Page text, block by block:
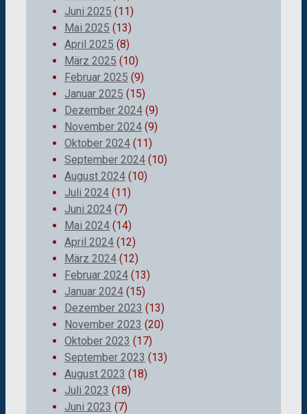
Juni 2025 (11)
Mai 2025 (13)
April 2025 (8)
März 2025 (10)
Februar 2025 (9)
Januar 2025 (15)
Dezember 2024 (9)
November 2024 (9)
Oktober 2024 (11)
September 2024 (10)
August 2024 (10)
Juli 2024 (11)
Juni 2024 (7)
Mai 2024 (14)
April 2024 (12)
März 2024 (12)
Februar 2024 (13)
Januar 2024 (15)
Dezember 2023 (13)
November 2023 (20)
Oktober 2023 (17)
September 2023 (13)
August 2023 (18)
Juli 2023 (18)
Juni 2023 (7)